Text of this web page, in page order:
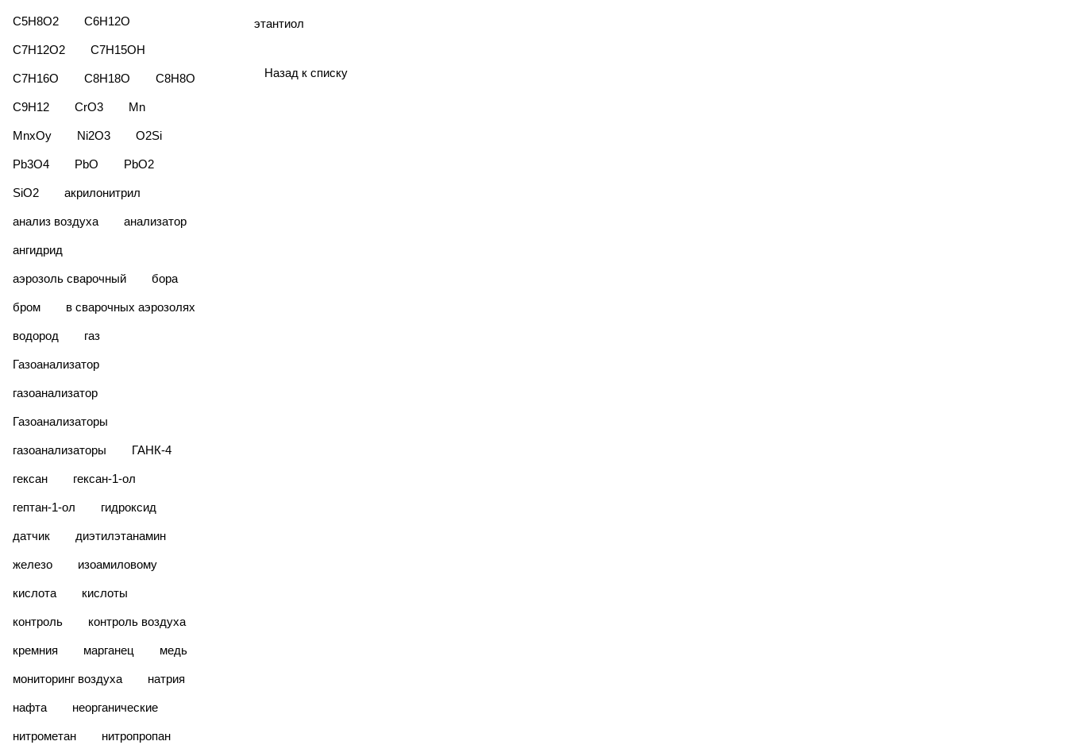
этантиол
Назад к списку
C5H8O2 C6H12O
C7H12O2 C7H15OH
C7H16O C8H18O C8H8O
C9H12 CrO3 Mn
MnxОy Ni2O3 O2Si
Pb3O4 PbO PbO2
SiO2 акрилонитрил
анализ воздуха анализатор
ангидрид
аэрозоль сварочный бора
бром в сварочных аэрозолях
водород газ
Газоанализатор
газоанализатор
Газоанализаторы
газоанализаторы ГАНК-4
гексан гексан-1-ол
гептан-1-ол гидроксид
датчик диэтилэтанамин
железо изоамиловому
кислота кислоты
контроль контроль воздуха
кремния марганец медь
мониторинг воздуха натрия
нафта неорганические
нитрометан нитропропан